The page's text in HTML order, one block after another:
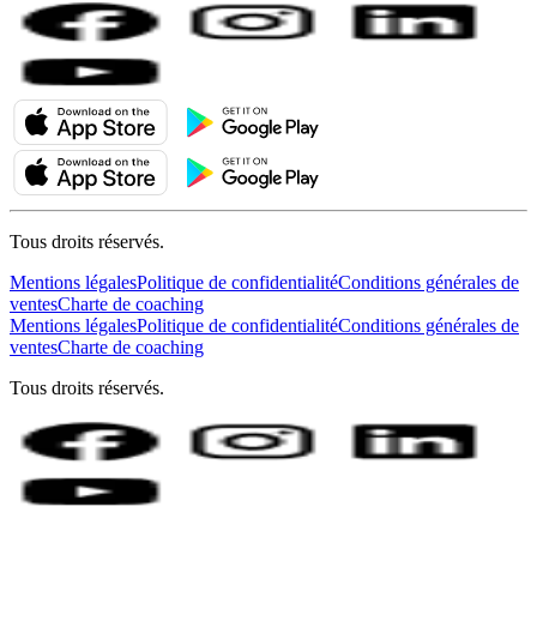
Tous droits réservés.
Mentions légalesPolitique de confidentialitéConditions générales de
ventesCharte de coaching
Mentions légalesPolitique de confidentialitéConditions générales de
ventesCharte de coaching
Tous droits réservés.